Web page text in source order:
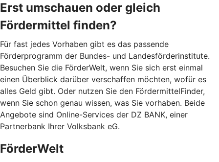
Erst umschauen oder gleich
Fördermittel finden?
Für fast jedes Vorhaben gibt es das passende
Förderprogramm der Bundes- und Landesförderinstitute.
Besuchen Sie die FörderWelt, wenn Sie sich erst einmal
einen Überblick darüber verschaffen möchten, wofür es
alles Geld gibt. Oder nutzen Sie den FördermittelFinder,
wenn Sie schon genau wissen, was Sie vorhaben. Beide
Angebote sind Online-Services der DZ BANK, einer
Partnerbank Ihrer Volksbank eG.
FörderWelt